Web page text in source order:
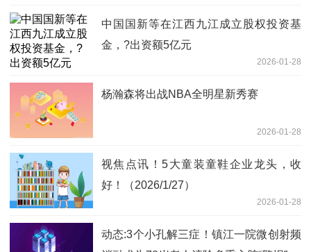
中国国新等在江西九江成立股权投资基
金，?出资额5亿元
2026-01-28
杨瀚森将出战NBA全明星新秀赛
2026-01-28
视焦点讯！5大童装童鞋企业龙头，收
好！（2026/1/27）
2026-01-28
动态:3个小孔解三症！镇江一院微创射频